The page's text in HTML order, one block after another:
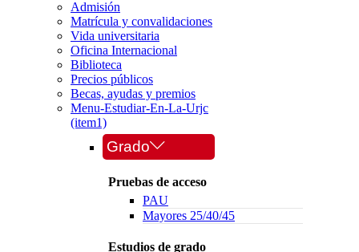
Admisión
Matrícula y convalidaciones
Vida universitaria
Oficina Internacional
Biblioteca
Precios públicos
Becas, ayudas y premios
Menu-Estudiar-En-La-Urjc
(item1)
Grado
Pruebas de acceso
PAU
Mayores 25/40/45
Estudios de grado